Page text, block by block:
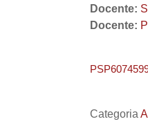
Docente:
Docente:
Categoria